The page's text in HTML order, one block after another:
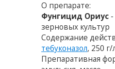
О препарате:
Фунгицид Ориус
зерновых культур
Содержание
тебуконазол, 250 г/
Препаративная